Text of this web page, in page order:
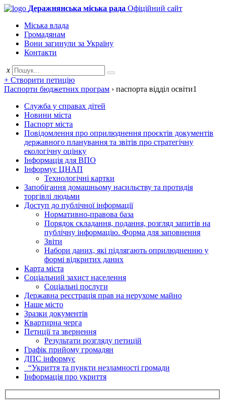
Деражнянська міська рада Офіційний сайт
Міська влада
Громадянам
Вони загинули за Україну
Контакти
x
+ Створити петицію
Паспорти бюджетних програм › паспорта відділ освіти1
Служба у справах дітей
Новини міста
Паспорт міста
Повідомлення про оприлюднення проєктів документів
державного планування та звітів про стратегічну
екологічну оцінку
Інформація для ВПО
Інформує ЦНАП
Технологічні картки
Запобігання домашньому насильству та протидія
торгівлі людьми
Доступ до публічної інформації
Нормативно-правова база
Порядок складання, подання, розгляд запитів на
публічну інформацію. Форма для заповнення
Звіти
Набори даних, які підлягають оприлюдненню у
формі відкритих даних
Карта міста
Соціальний захист населення
Соціальні послуги
Державна реєстрація прав на нерухоме майно
Наше місто
Зразки документів
Квартирна черга
Петиції та звернення
Результати розгляду петицій
Графік прийому громадян
ДПС інформує
“Укриття та пункти незламності громади
Інформація про укриття